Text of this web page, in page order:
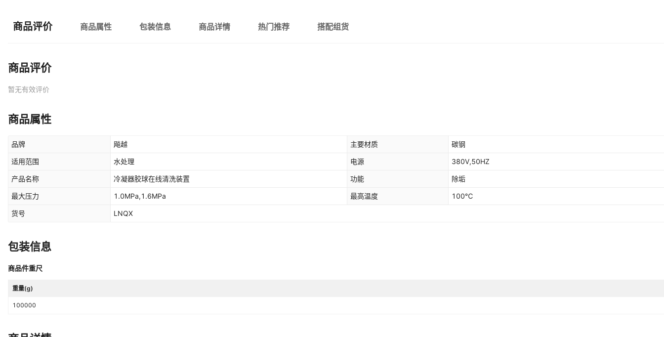
商品评价 商品属性 包装信息 商品详情 热门推荐 搭配组货
商品评价
暂无有效评价
商品属性
品牌 飚越 主要材质 碳钢
适用范围 水处理 电源 380V,50HZ
产品名称 冷凝器胶球在线清洗装置 功能 除垢
最大压力 1.0MPa,1.6MPa 最高温度 100℃
货号 LNQX
包装信息
商品件重尺
重量(g)
100000